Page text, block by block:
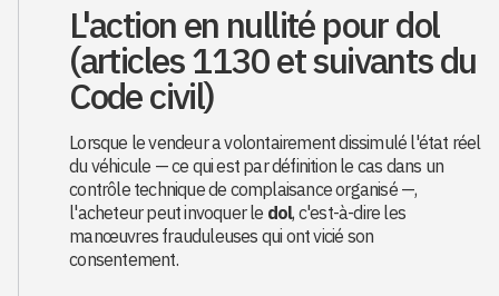
L'action en nullité pour dol
(articles 1130 et suivants du
Code civil)
Lorsque le vendeur a volontairement dissimulé l'état réel
du véhicule — ce qui est par définition le cas dans un
contrôle technique de complaisance organisé —,
l'acheteur peut invoquer le dol, c'est-à-dire les
manœuvres frauduleuses qui ont vicié son
consentement.